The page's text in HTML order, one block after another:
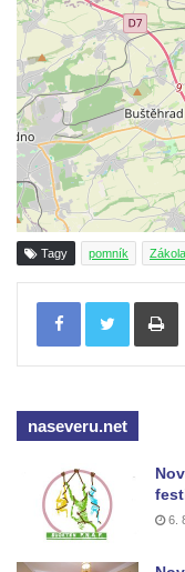
Hrob Vladislava
Vojkovic
Pomník obětem
Hostíně u Vojkovic
Kenotaf Václava
Lužci nad Vltavou
Kenotaf Miloslava
nad Vltavou
nad Vltavou
v Lužci nad
silnice severně od
Kenotaf Alfeda
Hrobčicích
Pomník obětem
Pomník obětem
Tagy pomník
naseveru.net
6.